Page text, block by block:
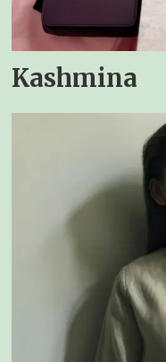
Kashmina